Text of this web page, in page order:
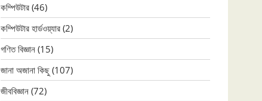
কম্পিউটার (46)
কম্পিউটার হার্ডওয়্যার (2)
গণিত বিজ্ঞান (15)
জানা অজানা কিছু (107)
জীববিজ্ঞান (72)